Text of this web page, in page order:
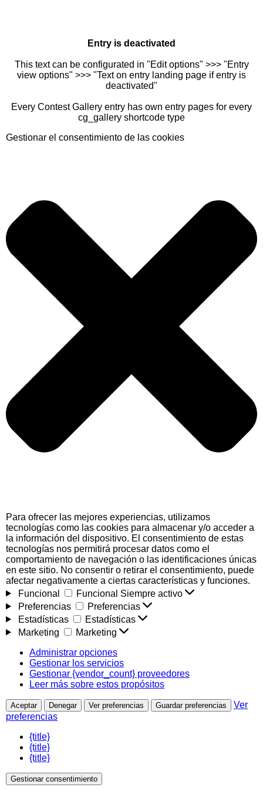
Entry is deactivated
This text can be configurated in "Edit options" >>> "Entry
view options" >>> "Text on entry landing page if entry is
deactivated"
Every Contest Gallery entry has own entry pages for every
cg_gallery shortcode type
Gestionar el consentimiento de las cookies
Para ofrecer las mejores experiencias, utilizamos
tecnologías como las cookies para almacenar y/o acceder a
la información del dispositivo. El consentimiento de estas
tecnologías nos permitirá procesar datos como el
comportamiento de navegación o las identificaciones únicas
en este sitio. No consentir o retirar el consentimiento, puede
afectar negativamente a ciertas características y funciones.
Funcional
Funcional Siempre activo
Preferencias
Preferencias
Estadísticas
Estadísticas
Marketing
Marketing
Administrar opciones
Gestionar los servicios
Gestionar {vendor_count} proveedores
Leer más sobre estos propósitos
Aceptar Denegar Ver preferencias Guardar preferencias
Ver
preferencias
{title}
{title}
{title}
Gestionar consentimiento